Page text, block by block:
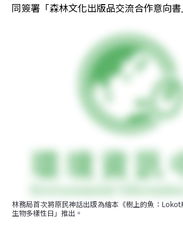
同簽署「森林文化出版品交流合作意向書
林務局首次將原民神話出版為繪本《樹上的魚：
生物多樣性日」推出。